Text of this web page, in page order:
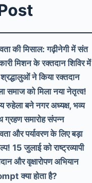
की मिसाल: गढ़ीनेगी में संत
मिशन के रक्तदान शिविर में
ने किया रक्तदान
समाज को मिला नया नेतृत्व!
रुहेला बने नगर अध्यक्ष, भव्य
ग्रहण समारोह संपन्न
और पर्यावरण के लिए बड़ा
15 जुलाई को राष्ट्रव्यापी
और वृक्षारोपण अभियान
क्या होता है?